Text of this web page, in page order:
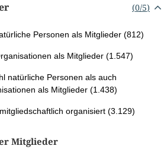
(0/5)
Personen als Mitglieder (812)
als Mitglieder (1.547)
natürliche Personen als auch
als Mitglieder (1.438)
organisiert (3.129)
Mitglieder